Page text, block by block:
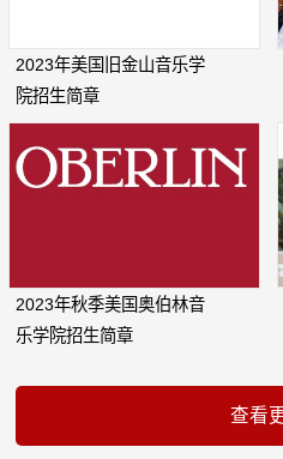
2023年美国旧金山音乐学
院招生简章
2023年秋季美国奥伯林音
乐学院招生简章